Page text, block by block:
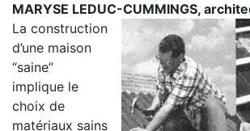
MARYSE LEDUC-CUMMINGS,
La construction
d’une maison
“saine”
implique le
choix de
matériaux sains